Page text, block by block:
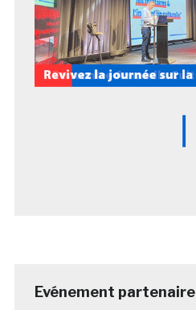
Evénement partenaire